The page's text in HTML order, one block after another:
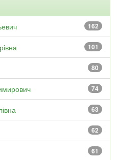
162
101
80
74
63
62
61